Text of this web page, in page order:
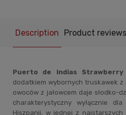
Description Product reviews
Puerto de Indias Strawberry
dodatkiem wybornych truskawek z
owoców z jałowcem daje
charakterystyczny wyłącznie
Hiszpanii, w jednej z najstarszych